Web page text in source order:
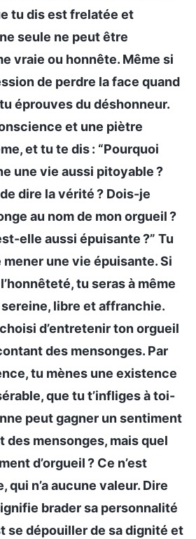
tu dis est frelatée et
seule ne peut être
vraie ou honnête. Même si
de perdre la face quand
éprouves du déshonneur.
et une piètre
et tu te dis : “Pourquoi
une vie aussi pitoyable ?
dire la vérité ? Dois-je
au nom de mon orgueil ?
elle aussi épuisante ?” Tu
mener une vie épuisante. Si
tu seras à même
libre et affranchie.
d’entretenir ton orgueil
des mensonges. Par
tu mènes une existence
que tu t’infliges à toi-
peut gagner un sentiment
des mensonges, mais quel
d’orgueil ? Ce n’est
qui n’a aucune valeur. Dire
brader sa personnalité
se dépouiller de sa dignité et